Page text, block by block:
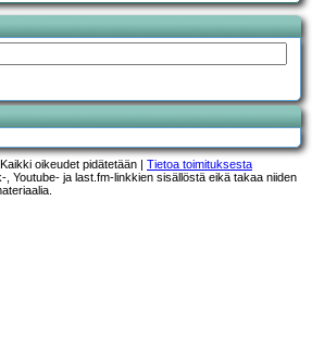
oikeudet pidätetään | Tietoa toimituksesta
Youtube- ja last.fm-linkkien sisällöstä eikä takaa niiden